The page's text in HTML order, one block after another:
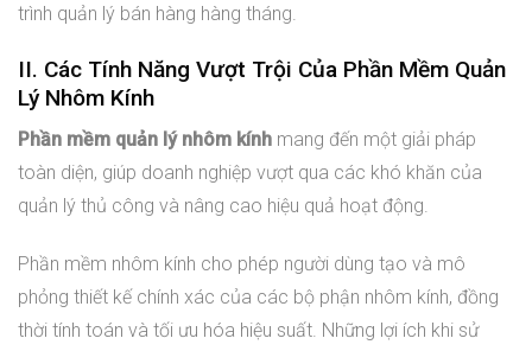
trình quản lý bán hàng hàng tháng.
II. Các Tính Năng Vượt Trội Của Phần Mềm Quản
Lý Nhôm Kính
Phần mềm quản lý nhôm kính mang đến một giải pháp
toàn diện, giúp doanh nghiệp vượt qua các khó khăn của
quản lý thủ công và nâng cao hiệu quả hoạt động.
Phần mềm nhôm kính cho phép người dùng tạo và mô
phỏng thiết kế chính xác của các bộ phận nhôm kính, đồng
thời tính toán và tối ưu hóa hiệu suất. Những lợi ích khi sử